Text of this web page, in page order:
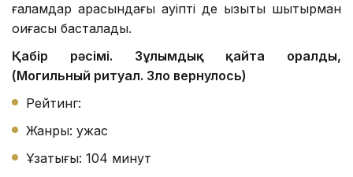
ғаламдар арасындағы қауіпті де қызықты шытырман
оқиғасы басталады.
Қабір рәсімі. Зұлымдық қайта оралды,
(Могильный ритуал. Зло вернулось)
Рейтинг:
Жанры: ужас
Ұзақтығы: 104 минут